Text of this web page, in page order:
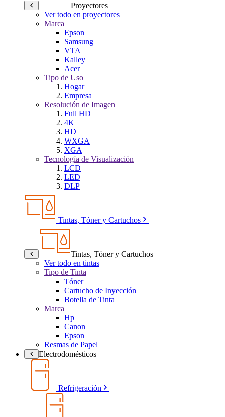
Proyectores
Ver todo en proyectores
Marca
Epson
Samsung
VTA
Kalley
Acer
Tipo de Uso
Hogar
Empresa
Resolución de Imagen
Full HD
4K
HD
WXGA
XGA
Tecnología de Visualización
LCD
LED
DLP
Tintas, Tóner y Cartuchos
Tintas, Tóner y Cartuchos
Ver todo en tintas
Tipo de Tinta
Tóner
Cartucho de Inyección
Botella de Tinta
Marca
Hp
Canon
Epson
Resmas de Papel
Electrodomésticos
Refrigeración